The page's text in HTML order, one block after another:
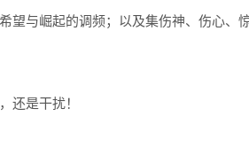
望与崛起的调频；以及集伤神、伤心、
还是干扰！